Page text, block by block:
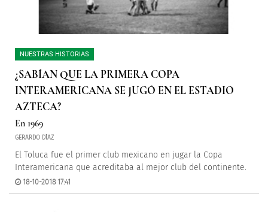
NUESTRAS HISTORIAS
¿SABÍAN QUE LA PRIMERA COPA
INTERAMERICANA SE JUGÓ EN EL ESTADIO
AZTECA?
En 1969
GERARDO DÍAZ
El Toluca fue el primer club mexicano en jugar la Copa
Interamericana que acreditaba al mejor club del continente.
18-10-2018 17:41